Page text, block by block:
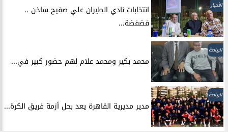
الأخبار
انتخابات نادي الطيران علي صفيح ساخن ..
فضفضة...
الرياضة
محمد بكير ومحمد علام لهم حضور كبير في...
الرياضة
مدير مديرية القاهرة يعد بحل أزمة فريق الكرة...